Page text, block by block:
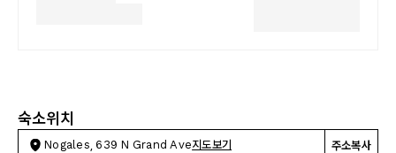
숙소위치
Nogales, 639 N Grand Ave지도보기 주소복사